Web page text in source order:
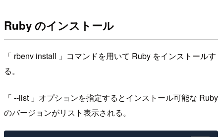
Ruby のインストール
「 rbenv install 」コマンドを用いて Ruby をインストールす
る。
「 --list 」オプションを指定するとインストール可能な Ruby
のバージョンがリスト表示される。